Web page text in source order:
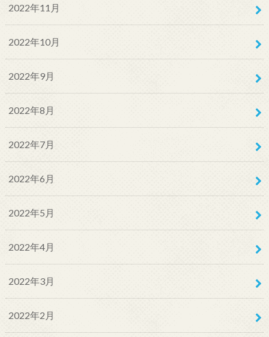
2022年11月
2022年10月
2022年9月
2022年8月
2022年7月
2022年6月
2022年5月
2022年4月
2022年3月
2022年2月